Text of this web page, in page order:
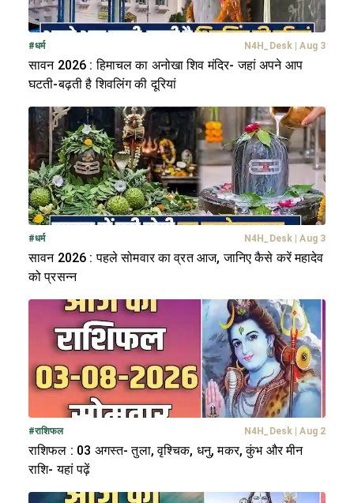
#धर्म N4H_Desk Aug 3
सावन 2026 : हिमाचल का अनोखा शिव मंदिर- जहां अपने आप
घटती-बढ़ती है शिवलिंग की दूरियां
#धर्म N4H_Desk Aug 3
सावन 2026 : पहले सोमवार का व्रत आज, जानिए कैसे करें महादेव
को प्रसन्न
#राशिफल N4H_Desk Aug 2
राशिफल : 03 अगस्त- तुला, वृश्चिक, धनु, मकर, कुंभ और मीन
राशि- यहां पढ़ें